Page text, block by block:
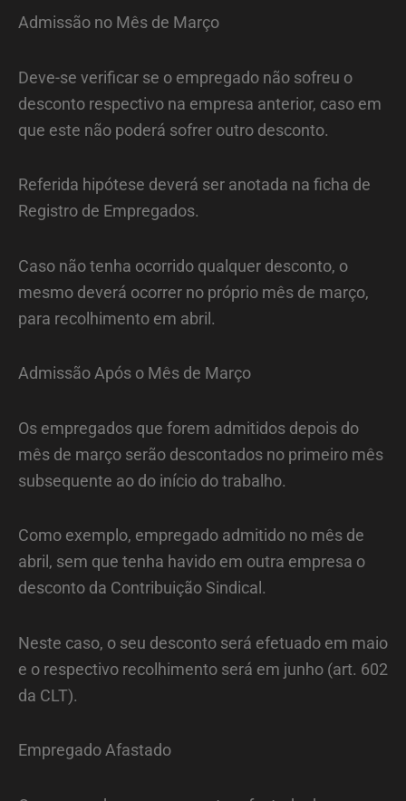
Admissão no Mês de Março
Deve-se verificar se o empregado não sofreu o
desconto respectivo na empresa anterior, caso em
que este não poderá sofrer outro desconto.
Referida hipótese deverá ser anotada na ficha de
Registro de Empregados.
Caso não tenha ocorrido qualquer desconto, o
mesmo deverá ocorrer no próprio mês de março,
para recolhimento em abril.
Admissão Após o Mês de Março
Os empregados que forem admitidos depois do
mês de março serão descontados no primeiro mês
subsequente ao do início do trabalho.
Como exemplo, empregado admitido no mês de
abril, sem que tenha havido em outra empresa o
desconto da Contribuição Sindical.
Neste caso, o seu desconto será efetuado em maio
e o respectivo recolhimento será em junho (art. 602
da CLT).
Empregado Afastado